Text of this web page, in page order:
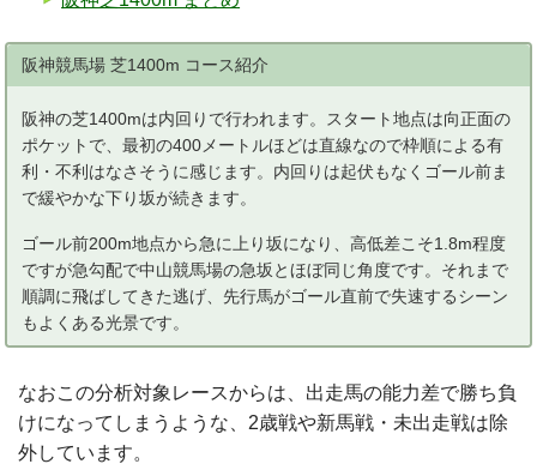
阪神競馬場 芝1400m コース紹介
阪神の芝1400mは内回りで行われます。スタート地点は向正面の
ポケットで、最初の400メートルほどは直線なので枠順による有
利・不利はなさそうに感じます。内回りは起伏もなくゴール前ま
で緩やかな下り坂が続きます。
ゴール前200m地点から急に上り坂になり、高低差こそ1.8m程度
ですが急勾配で中山競馬場の急坂とほぼ同じ角度です。それまで
順調に飛ばしてきた逃げ、先行馬がゴール直前で失速するシーン
もよくある光景です。
なおこの分析対象レースからは、出走馬の能力差で勝ち負
けになってしまうような、2歳戦や新馬戦・未出走戦は除
外しています。